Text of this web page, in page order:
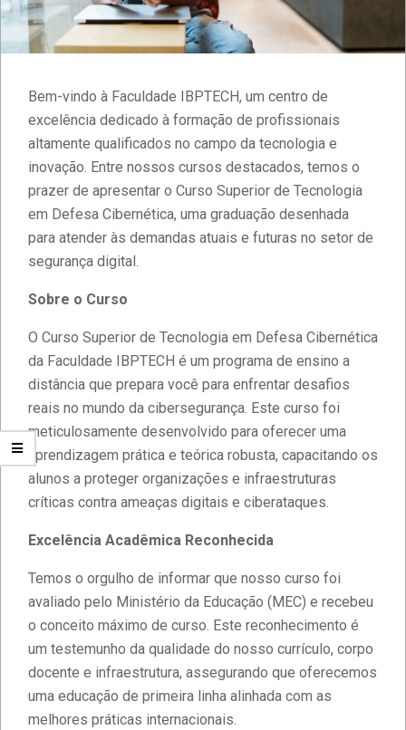
Bem-vindo à Faculdade IBPTECH, um centro de
excelência dedicado à formação de profissionais
altamente qualificados no campo da tecnologia e
inovação. Entre nossos cursos destacados, temos o
prazer de apresentar o Curso Superior de Tecnologia
em Defesa Cibernética, uma graduação desenhada
para atender às demandas atuais e futuras no setor de
segurança digital.
Sobre o Curso
O Curso Superior de Tecnologia em Defesa Cibernética
da Faculdade IBPTECH é um programa de ensino a
distância que prepara você para enfrentar desafios
reais no mundo da cibersegurança. Este curso foi
meticulosamente desenvolvido para oferecer uma
aprendizagem prática e teórica robusta, capacitando os
alunos a proteger organizações e infraestruturas
críticas contra ameaças digitais e ciberataques.
Excelência Acadêmica Reconhecida
Temos o orgulho de informar que nosso curso foi
avaliado pelo Ministério da Educação (MEC) e recebeu
o conceito máximo de curso. Este reconhecimento é
um testemunho da qualidade do nosso currículo, corpo
docente e infraestrutura, assegurando que oferecemos
uma educação de primeira linha alinhada com as
melhores práticas internacionais.